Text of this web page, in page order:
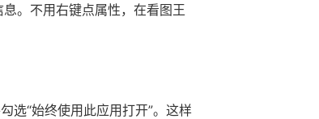
。不用右键点属性，在看图王
选“始终使用此应用打开”。这样